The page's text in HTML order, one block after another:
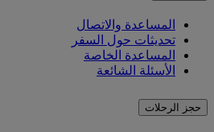
المساعدة والاتصال
تحديثات حول السفر
المساعدة الخاصة
الأسئلة الشائعة
حجز الرحلات